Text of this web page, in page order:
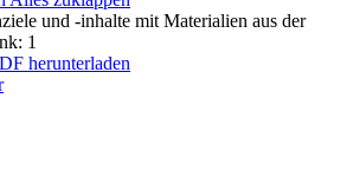
und -inhalte mit Materialien aus der
1
herunterladen